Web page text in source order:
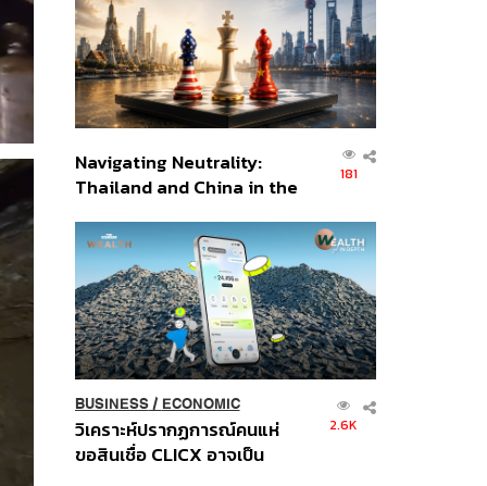
อินโดนีเซีย
Navigating Neutrality:
Thailand and China in the
Order
181
BUSINESS/ ECONOMIC
วิเคราะห์ปรากฏการณ์คนแห่
ขอสินเชื่อ CLICX อาจเป็น
2.6K